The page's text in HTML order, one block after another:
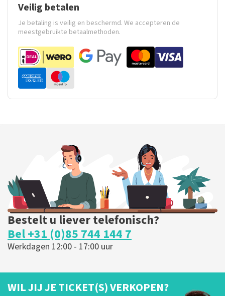
Veilig betalen
Je betaling is veilig en beschermd. We accepteren de
meestgebruikte betaalmethoden.
Bestelt u liever telefonisch?
Bel +31 (0)85 744 144 7
Werkdagen 12:00 - 17:00 uur
WIL JIJ JE TICKET(S) VERKOPEN?